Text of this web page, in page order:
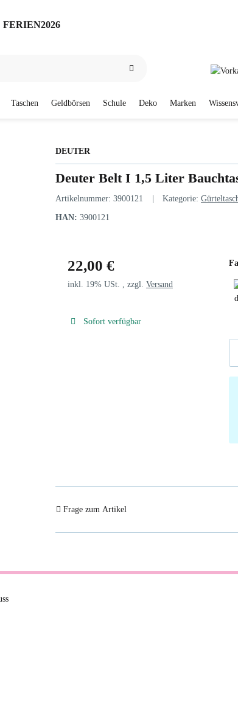
FERIEN2026
Taschen Geldbörsen Schule Deko Marken
DEUTER
Deuter Belt I 1,5 Liter
Artikelnummer: 3900121 Kategorie:
HAN: 3900121
22,00 €
inkl. 19% USt. , zzgl. Versand
Sofort verfügbar
Frage zum Artikel